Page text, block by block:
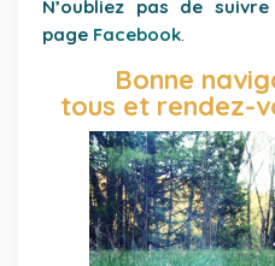
N’oubliez pas de
page Facebook.
Bonne
tous et rendez-